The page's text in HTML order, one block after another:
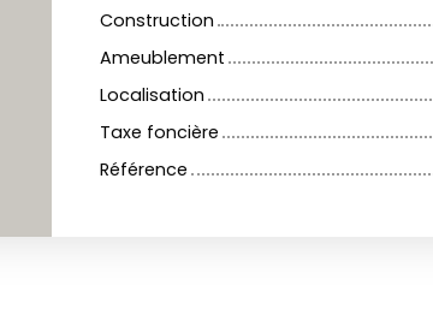
Construction
Ameublement
Localisation
Taxe foncière
Référence